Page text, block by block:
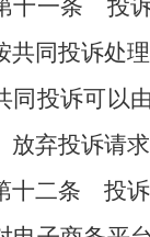
一条 投
共同投诉处理
诉可以由
放弃投诉请
二条 投